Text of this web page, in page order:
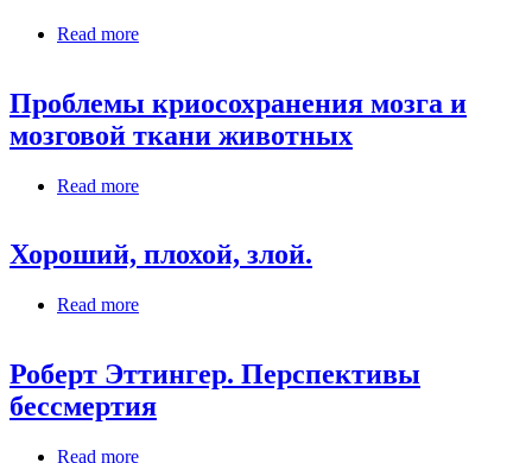
Read more
Проблемы криосохранения мозга и
мозговой ткани животных
Read more
Хороший, плохой, злой.
Read more
Роберт Эттингер. Перспективы
бессмертия
Read more